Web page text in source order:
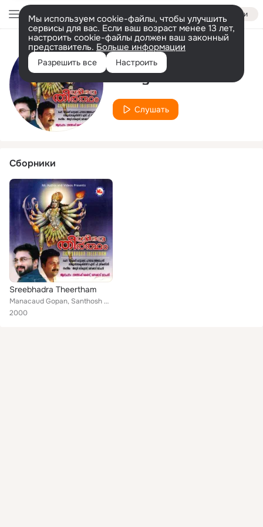
Войти
Мы используем cookie-файлы, чтобы улучшить
сервисы для вас. Если ваш возраст менее 13 лет,
настроить cookie-файлы должен ваш законный
представитель. Больше информации
Разрешить все Настроить
Исполнитель
Pratyoosh Nath
Слушать
Сборники
Sreebhadra Theertham
Manacaud Gopan, Santhosh Kesav, Prathibha, T. K. Mohan, Raja, Pratyoosh Nath
2000